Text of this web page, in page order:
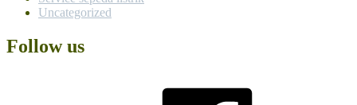
Uncategorized
Follow us